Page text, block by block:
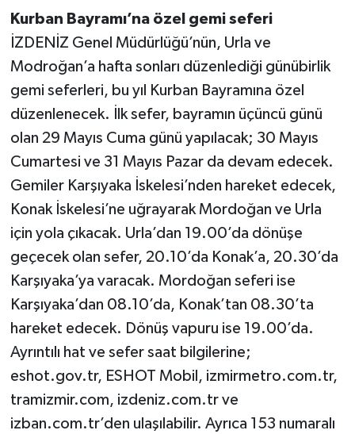
Kurban Bayramı’na özel gemi seferi
İZDENİZ Genel Müdürlüğü’nün, Urla ve
Modroğan’a hafta sonları düzenlediği günübirlik
gemi seferleri, bu yıl Kurban Bayramına özel
düzenlenecek. İlk sefer, bayramın üçüncü günü
olan 29 Mayıs Cuma günü yapılacak; 30 Mayıs
Cumartesi ve 31 Mayıs Pazar da devam edecek.
Gemiler Karşıyaka İskelesi’nden hareket edecek,
Konak İskelesi’ne uğrayarak Mordoğan ve Urla
için yola çıkacak. Urla’dan 19.00’da dönüşe
geçecek olan sefer, 20.10’da Konak’a, 20.30’da
Karşıyaka’ya varacak. Mordoğan seferi ise
Karşıyaka’dan 08.10’da, Konak’tan 08.30’ta
hareket edecek. Dönüş vapuru ise 19.00’da.
Ayrıntılı hat ve sefer saat bilgilerine;
eshot.gov.tr, ESHOT Mobil, izmirmetro.com.tr,
tramizmir.com, izdeniz.com.tr ve
izban.com.tr’den ulaşılabilir. Ayrıca 153 numaralı